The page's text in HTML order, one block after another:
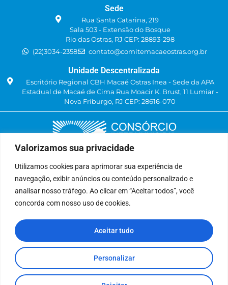
Valorizamos sua privacidade
Utilizamos cookies para aprimorar sua experiência de
navegação, exibir anúncios ou conteúdo personalizado e
analisar nosso tráfego. Ao clicar em “Aceitar todos”, você
concorda com nosso uso de cookies.
Personalizar
Aceitar tudo
Sede
Rua Santa Catarina, 219
Sala 503 - Extensão do Bosque
Rio das Ostras, RJ CEP: 28893-298
(22)3034-2358
contato@comitemacaeostras.org.br
Unidade Descentralizada
Escritório Regional CBH Macaé Ostras Inea - Sede da APA
Estadual de Macaé de Cima Rua Moacir K. Brust, 11 Lumiar -
Nova Friburgo, RJ CEP: 28616-070
Delegatária (CILSJ)
Rua: Avenida Um, n° 01, Lote 01, Quadra 11
Bairro: Jardins de São Pedro
São Pedro da Aldeia, RJ
(22) 9 8841-2358
secretariaexecutiva@cilsj.org.br